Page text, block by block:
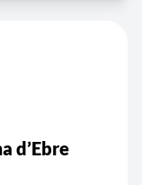
d’Ebre